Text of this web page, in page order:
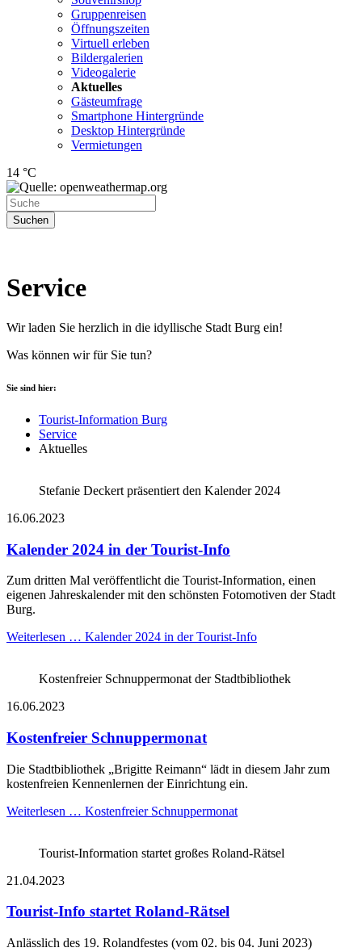
Gruppenreisen
Öffnungszeiten
Virtuell erleben
Bildergalerien
Videogalerie
Aktuelles
Gästeumfrage
Smartphone Hintergründe
Desktop Hintergründe
Vermietungen
14 °C
Suchen
Service
Wir laden Sie herzlich in die idyllische Stadt Burg ein!
Was können wir für Sie tun?
Sie sind hier:
Tourist-Information Burg
Service
Aktuelles
Stefanie Deckert präsentiert den Kalender 2024
16.06.2023
Kalender 2024 in der Tourist-Info
Zum dritten Mal veröffentlicht die Tourist-Information, einen
eigenen Jahreskalender mit den schönsten Fotomotiven der Stadt
Burg.
Weiterlesen … Kalender 2024 in der Tourist-Info
Kostenfreier Schnuppermonat der Stadtbibliothek
16.06.2023
Kostenfreier Schnuppermonat
Die Stadtbibliothek „Brigitte Reimann“ lädt in diesem Jahr zum
kostenfreien Kennenlernen der Einrichtung ein.
Weiterlesen … Kostenfreier Schnuppermonat
Tourist-Information startet großes Roland-Rätsel
21.04.2023
Tourist-Info startet Roland-Rätsel
Anlässlich des 19. Rolandfestes (vom 02. bis 04. Juni 2023)